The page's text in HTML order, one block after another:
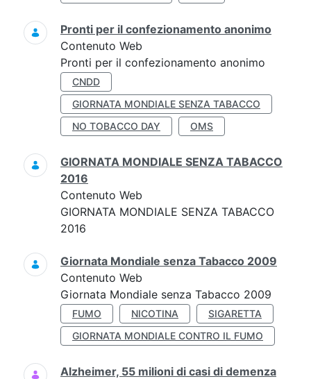
Pronti per il confezionamento anonimo
Contenuto Web
Pronti per il confezionamento anonimo
CNDD
GIORNATA MONDIALE SENZA TABACCO
NO TOBACCO DAY
OMS
GIORNATA MONDIALE SENZA TABACCO
2016
Contenuto Web
GIORNATA MONDIALE SENZA TABACCO
2016
Giornata Mondiale senza Tabacco 2009
Contenuto Web
Giornata Mondiale senza Tabacco 2009
FUMO NICOTINA
SIGARETTA
GIORNATA MONDIALE CONTRO IL FUMO
Alzheimer, 55 milioni di casi di demenza